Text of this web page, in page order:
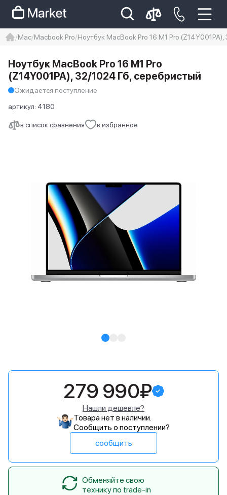
Iphone 14 pro max
айфон 14
Mac Macbook Pro Ноутбук MacBook Pro 16 M1 Pro
в список сравнения в избранное
Ноутбук MacBook Pro 16 M1 Pro
(Z14Y001PA), 32/1024 Гб, серебристый
Ожидается поступление
артикул: 4180
279 990₽
Нашли дешевле?
Товара нет в наличии.
Сообщить о поступлении?
сообщить
Обменяйте свою
технику по trade-in